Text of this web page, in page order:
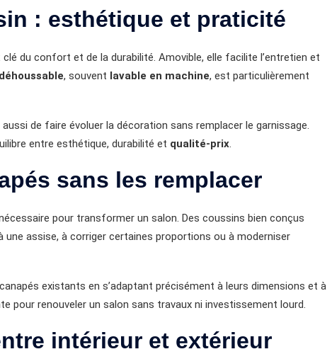
: esthétique et praticité
du confort et de la durabilité. Amovible, elle facilite l’entretien et
, souvent lavable en machine, est particulièrement
de faire évoluer la décoration sans remplacer le garnissage.
entre esthétique, durabilité et qualité-prix.
sans les remplacer
pour transformer un salon. Des coussins bien conçus
assise, à corriger certaines proportions ou à moderniser
existants en s’adaptant précisément à leurs dimensions et à
pour renouveler un salon sans travaux ni investissement lourd.
intérieur et extérieur